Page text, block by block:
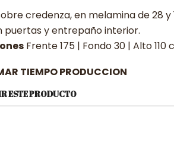
credenza, en melamina de 28
puertas y entrepaño interior.
Frente 175 | Fondo 30 | Alto 110
TIEMPO PRODUCCION
ESTE PRODUCTO